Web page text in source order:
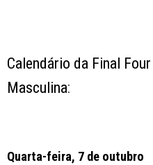
Calendário da Final
Masculina:
Quarta-feira, 7 de outubro